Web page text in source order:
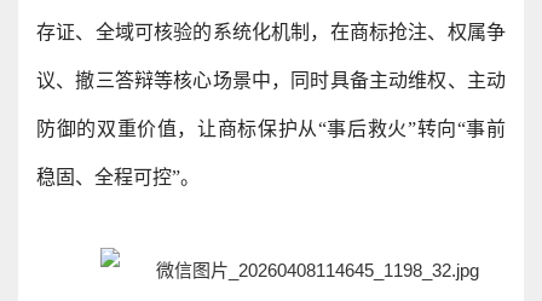
存证、全域可核验的系统化机制，在商标抢注、权属争
议、撤三答辩等核心场景中，同时具备主动维权、主动
防御的双重价值，让商标保护从“事后救火”转向“事前
稳固、全程可控”。